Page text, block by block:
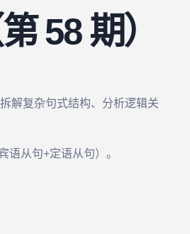
58 期）
解复杂句式结构、分析逻辑关
语从句+定语从句）。